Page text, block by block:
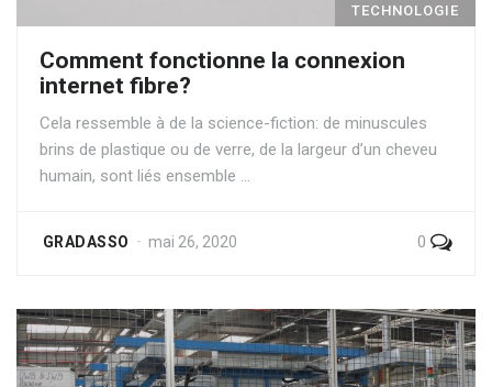
TECHNOLOGIE
Comment fonctionne la connexion
internet fibre?
Cela ressemble à de la science-fiction: de minuscules
brins de plastique ou de verre, de la largeur d’un cheveu
humain, sont liés ensemble …
0
GRADASSO mai 26, 2020